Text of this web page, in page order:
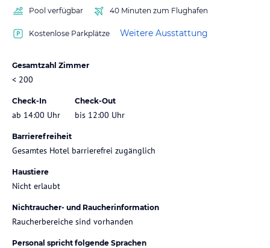
Pool verfügbar
40 Minuten zum Flughafen
Kostenlose Parkplätze Weitere Ausstattung
Gesamtzahl Zimmer
< 200
Check-In
ab 14:00 Uhr
Check-Out
bis 12:00 Uhr
Barrierefreiheit
Gesamtes Hotel barrierefrei zugänglich
Haustiere
Nicht erlaubt
Nichtraucher- und Raucherinformation
Raucherbereiche sind vorhanden
Personal spricht folgende Sprachen